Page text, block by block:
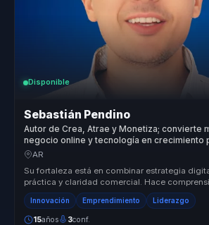
Disponible
Sebastián Pendino
Autor de Crea, Atrae y Monetiza; convierte
negocio online y tecnología en crecimiento
empresas y emprendedores.
AR
Su fortaleza está en combinar estrategia
práctica y claridad comercial. Hace
convierte ...
Innovación Emprendimiento Liderazgo
15años 3conf.